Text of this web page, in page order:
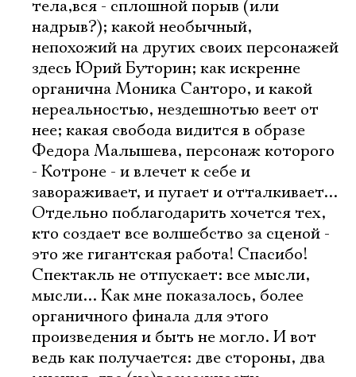
тела,вся - сплошной порыв (или
надрыв?); какой необычный,
непохожий на других своих персонажей
здесь Юрий Буторин; как искренне
органична Моника Санторо, и какой
нереальностью, нездешнотью веет от
нее; какая свобода видится в образе
Федора Малышева, персонаж которого
- Котроне - и влечет к себе и
завораживает, и пугает и отталкивает...
Отдельно поблагодарить хочется тех,
кто создает все волшебство за сценой -
это же гигантская работа! Спасибо!
Спектакль не отпускает: все мысли,
мысли... Как мне показалось, более
органичного финала для этого
произведения и быть не могло. И вот
ведь как получается: две стороны, два
Ознакомиться